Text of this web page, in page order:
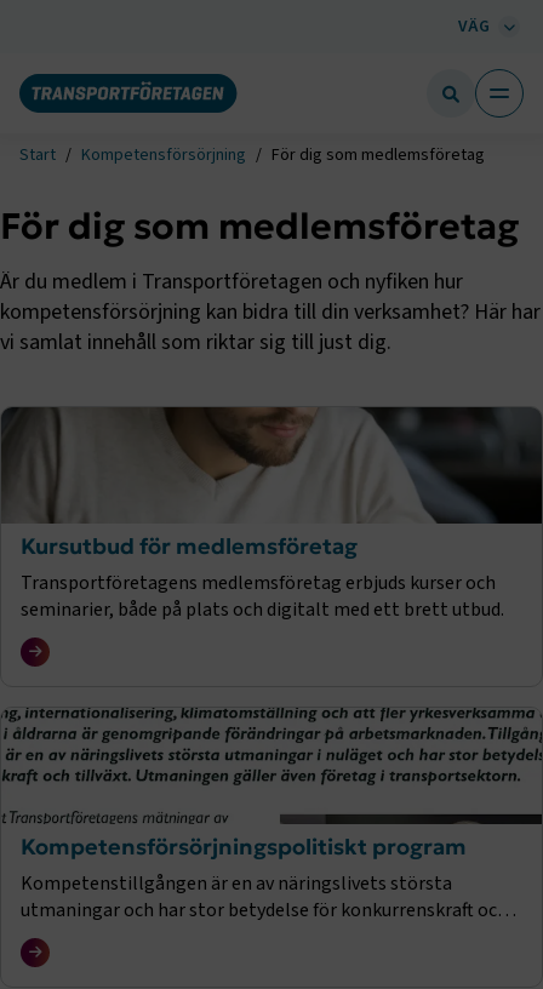
VÄG
Start Kompetensförsörjning För dig som medlemsföretag
För dig som medlemsföretag
Är du medlem i Transportföretagen och nyfiken hur
kompetensförsörjning kan bidra till din verksamhet? Här har
vi samlat innehåll som riktar sig till just dig.
Kursutbud för medlemsföretag
Transportföretagens medlemsföretag erbjuds kurser och
seminarier, både på plats och digitalt med ett brett utbud.
Kompetensförsörjningspolitiskt program
Kompetenstillgången är en av näringslivets största
utmaningar och har stor betydelse för konkurrenskraft och
tillväxt, gäller även transportsektorn. Ladda ner